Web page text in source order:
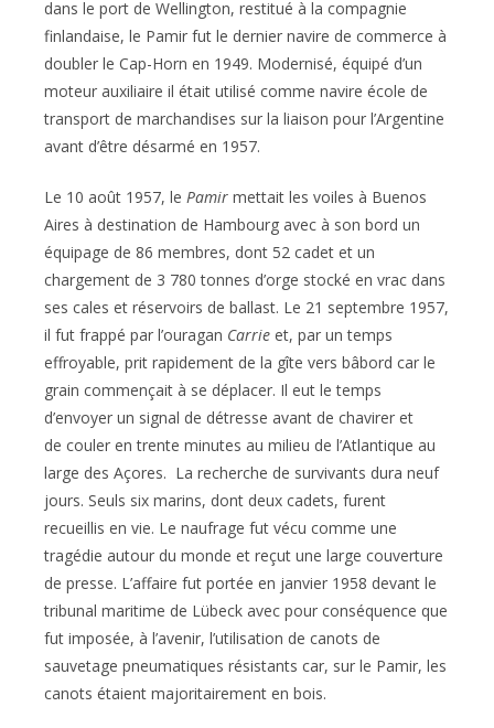
dans le port de Wellington, restitué à la compagnie
finlandaise, le Pamir fut le dernier navire de commerce à
doubler le Cap-Horn en 1949. Modernisé, équipé d’un
moteur auxiliaire il était utilisé comme navire école de
transport de marchandises sur la liaison pour l’Argentine
avant d’être désarmé en 1957.
Le 10 août 1957, le Pamir mettait les voiles à Buenos
Aires à destination de Hambourg avec à son bord un
équipage de 86 membres, dont 52 cadet et un
chargement de 3 780 tonnes d’orge stocké en vrac dans
ses cales et réservoirs de ballast. Le 21 septembre 1957,
il fut frappé par l’ouragan Carrie et, par un temps
effroyable, prit rapidement de la gîte vers bâbord car le
grain commençait à se déplacer. Il eut le temps
d’envoyer un signal de détresse avant de chavirer et
de couler en trente minutes au milieu de l’Atlantique au
large des Açores. La recherche de survivants dura neuf
jours. Seuls six marins, dont deux cadets, furent
recueillis en vie. Le naufrage fut vécu comme une
tragédie autour du monde et reçut une large couverture
de presse. L’affaire fut portée en janvier 1958 devant le
tribunal maritime de Lübeck avec pour conséquence que
fut imposée, à l’avenir, l’utilisation de canots de
sauvetage pneumatiques résistants car, sur le Pamir, les
canots étaient majoritairement en bois.